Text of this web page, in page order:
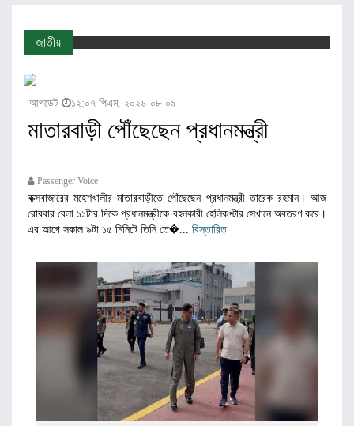
লঞ্চে চাঁদপুর থেকে ঢাকায় ৬ গোখরা, গুলিস্তানে উদ্ধার
জাতীয়
আপডেট ১২:০৭ পিএম, ২০২৬-০৮-০৯
মাতারবাড়ী পৌঁছেছেন প্রধানমন্ত্রী
Passenger Voice
কক্সবাজারের মহেশখালীর মাতারবাড়ীতে পৌঁছেছেন প্রধানমন্ত্রী তারেক রহমান। আজ
রোববার বেলা ১১টার দিকে প্রধানমন্ত্রীকে বহনকারী হেলিকপ্টার সেখানে অবতরণ করে।
এর আগে সকাল ৯টা ১৫ মিনিটে তিনি তে�... বিস্তারিত